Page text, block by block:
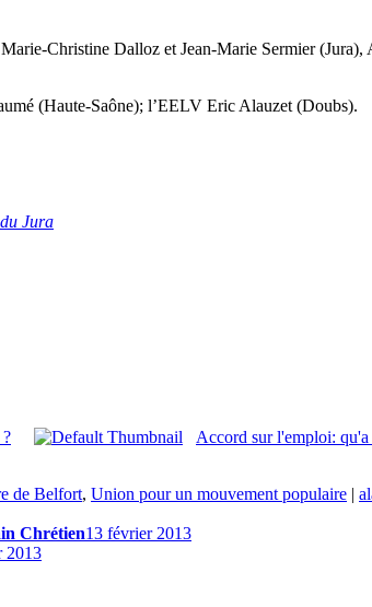
Christine Dalloz et Jean-Marie Sermier
(Haute-Saône); l’EELV Eric Alauzet (Doubs).
Jura
Accord sur l'emploi:
de Belfort, Union pour un mouvement populaire |
Chrétien13 février 2013
2013